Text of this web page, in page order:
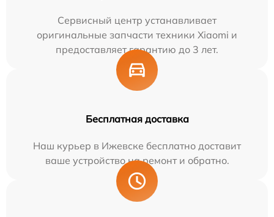
Сервисный центр устанавливает
оригинальные запчасти техники Xiaomi и
предоставляет гарантию до 3 лет.
Бесплатная доставка
Наш курьер в Ижевске бесплатно доставит
ваше устройство на ремонт и обратно.